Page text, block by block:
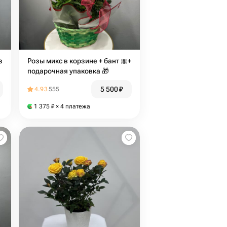
Розы микс в корзине + бант 🎀+
подарочная упаковка 🎁
4.93555 5 500₽
1 375 ₽ × 4 платежа